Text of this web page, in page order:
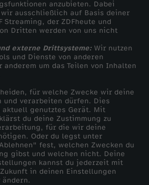
anzubieten. Dabei
ausschließlich auf Basis deiner
Streaming, der ZDFheute und
Dritten werden von uns nicht
externe Drittsysteme: Wir nutzen
und Dienste von anderen
anderem um das Teilen von Inhalten
für welche Zwecke wir deine
und verarbeiten dürfen. Dies
genutztes Gerät. Mit
du deine Zustimmung zu
für die wir deine
Oder du legst unter
fest, welchen Zwecken du
gibst und welchen nicht. Deine
kannst du jederzeit mit
in deinen Einstellungen